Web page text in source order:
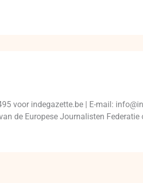
voor indegazette.be | E-mail:
de Europese Journalisten